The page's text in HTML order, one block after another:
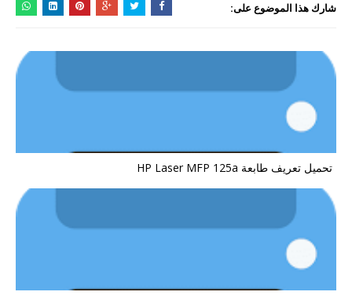
شارك هذا الموضوع على:
تحميل تعريف طابعة HP Laser MFP 125a